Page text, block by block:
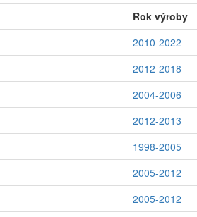
Rok výroby
2010-2022
2012-2018
2004-2006
2012-2013
1998-2005
2005-2012
2005-2012